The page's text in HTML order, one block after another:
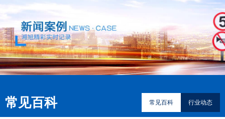
常见百科 常见百科 行业动态